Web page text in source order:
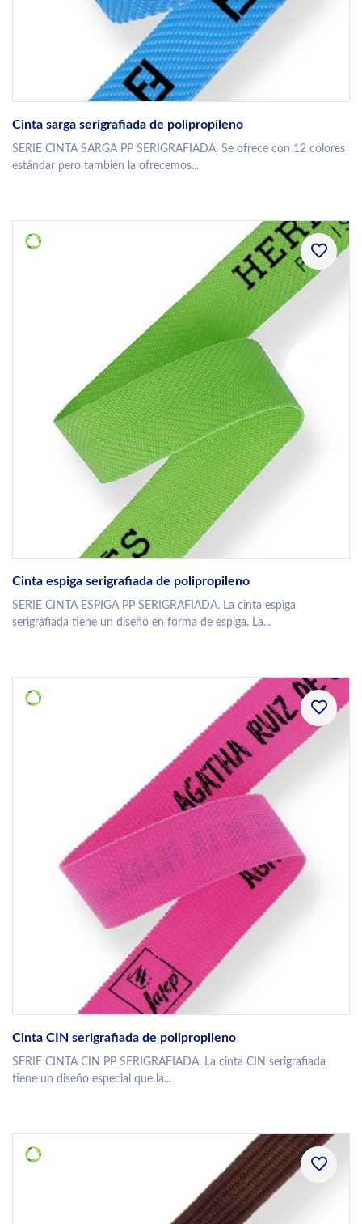
Cinta sarga serigrafiada de polipropileno
SERIE CINTA SARGA PP SERIGRAFIADA. Se ofrece con 12 colores
estándar pero también la ofrecemos...
Cinta espiga serigrafiada de polipropileno
SERIE CINTA ESPIGA PP SERIGRAFIADA. La cinta espiga
serigrafiada tiene un diseño en forma de espiga. La...
Cinta CIN serigrafiada de polipropileno
SERIE CINTA CIN PP SERIGRAFIADA. La cinta CIN serigrafiada
tiene un diseño especial que la...